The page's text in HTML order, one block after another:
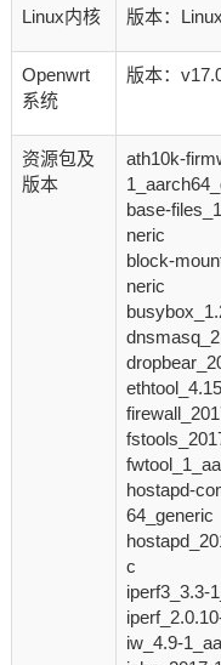
Linux内核 版本：
Openwrt
系统
版本：
资源包及
版本
ath10k-
base-
neric
block-
neric
hostapd-
64_generic
c
iperf3_3.3-
iw_4.9-